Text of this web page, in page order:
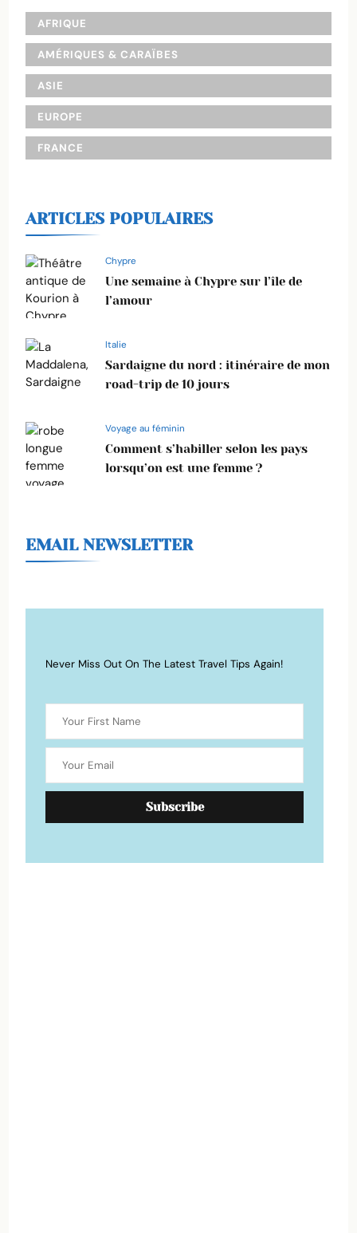
AFRIQUE
AMÉRIQUES & CARAÏBES
ASIE
EUROPE
FRANCE
ARTICLES POPULAIRES
Chypre
Une semaine à Chypre sur l’île de
l’amour
Italie
Sardaigne du nord : itinéraire de mon
road-trip de 10 jours
Voyage au féminin
Comment s’habiller selon les pays
lorsqu’on est une femme ?
EMAIL NEWSLETTER
Never Miss Out On The Latest Travel Tips Again!